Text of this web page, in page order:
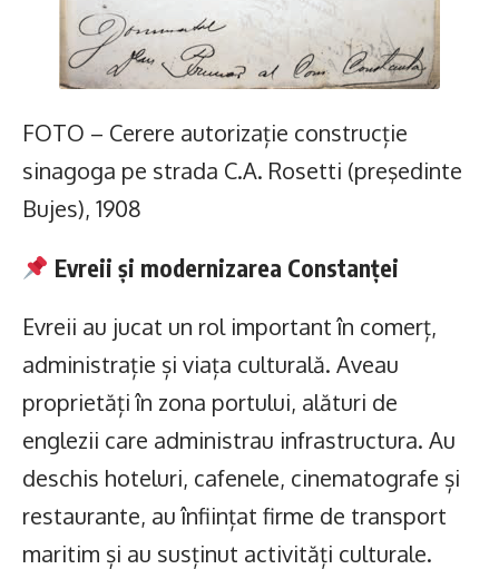
FOTO – Cerere autorizație construcție
sinagoga pe strada C.A. Rosetti (preşedinte
Bujes), 1908
Evreii și modernizarea Constanței
Evreii au jucat un rol important în comerț,
administrație și viața culturală. Aveau
proprietăți în zona portului, alături de
englezii care administrau infrastructura. Au
deschis hoteluri, cafenele, cinematografe și
restaurante, au înființat firme de transport
maritim și au susținut activități culturale.